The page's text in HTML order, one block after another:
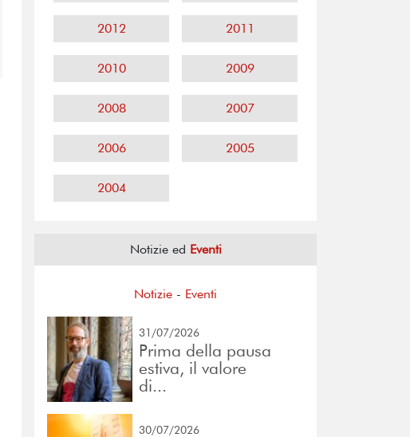
2012 2011
2010 2009
2008 2007
2006 2005
2004
Notizie ed Eventi
Notizie - Eventi
31/07/2026
Prima della pausa
estiva, il valore
di...
30/07/2026